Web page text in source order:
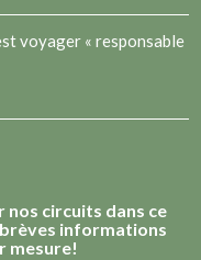
voyager « responsable
nos circuits dans ce
informations
mesure!